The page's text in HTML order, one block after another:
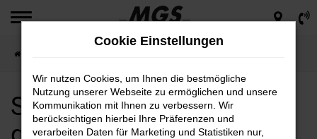
Zum
springen
Seat Leon für Nürnberg
Cookie Einstellungen
Wir nutzen Cookies, um Ihnen die bestmögliche
Nutzung unserer Webseite zu ermöglichen und unsere
Kommunikation mit Ihnen zu verbessern. Wir
berücksichtigen hierbei Ihre Präferenzen und
verarbeiten Daten für Marketing und Statistiken nur,